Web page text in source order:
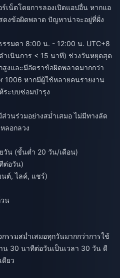
เน็ตโดยการลองเปิดแอปอื่น หากแอ
งข้อผิดพลาด ปัญหาน่าจะอยู่ที่ฝั่ง
รรมดา 8:00 น. - 12:00 น. UTC+8
ำเนินการ < 15 นาที) ช่วงวันหยุดสุด
งและมีอัตราข้อผิดพลาดมากกว่า
1006 หากมีผู้ใช้หลายคนรายงาน
ระบบซ่อมบำรุง
วนร่วมอย่างสม่ำเสมอ ไม่มีทางลัด
ลอกลวง
วัน (ขั้นต่ำ 20 วัน/เดือน)
ต่อวัน)
ต์, ไลค์, แชร์)
น
รรมสม่ำเสมอทุกวันมากกว่าการใช้
น 30 นาทีต่อวันเป็นเวลา 30 วัน ดี
ดียว